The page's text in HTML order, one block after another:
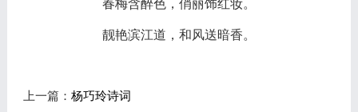
春梅含醉色，俏丽饰红妆。
靓艳滨江道，和风送暗香。
上一篇： 杨巧玲诗词